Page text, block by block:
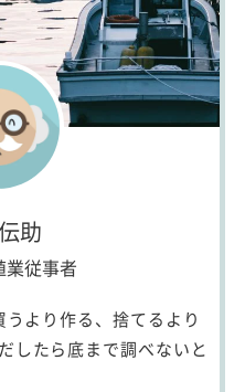
助
業従事者
より作る、捨てるより
したら底まで調べないと